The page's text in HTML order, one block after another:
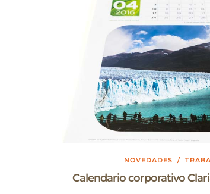
NOVEDADES /
Calendario corporativo